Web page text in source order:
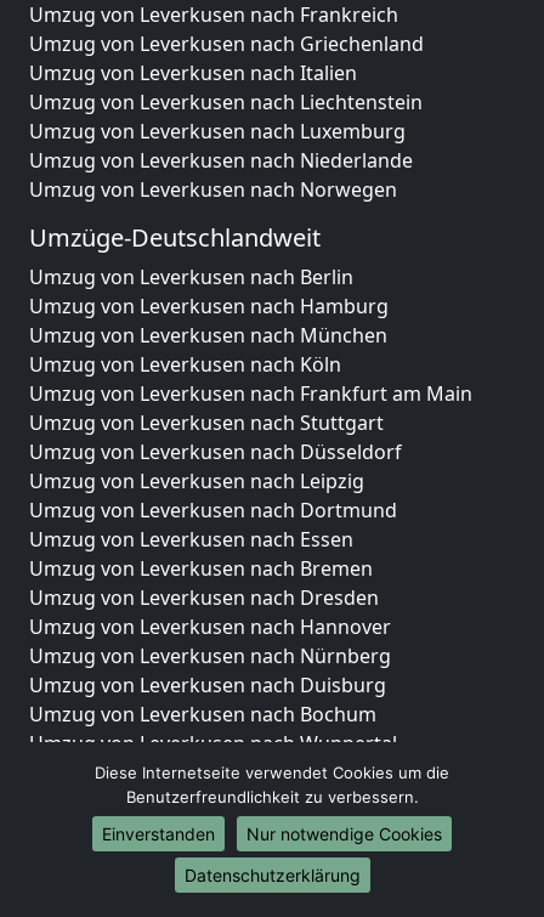
Umzug von Leverkusen nach Frankreich
Umzug von Leverkusen nach Griechenland
Umzug von Leverkusen nach Italien
Umzug von Leverkusen nach Liechtenstein
Umzug von Leverkusen nach Luxemburg
Umzug von Leverkusen nach Niederlande
Umzug von Leverkusen nach Norwegen
Umzüge-Deutschlandweit
Umzug von Leverkusen nach Berlin
Umzug von Leverkusen nach Hamburg
Umzug von Leverkusen nach München
Umzug von Leverkusen nach Köln
Umzug von Leverkusen nach Frankfurt am Main
Umzug von Leverkusen nach Stuttgart
Umzug von Leverkusen nach Düsseldorf
Umzug von Leverkusen nach Leipzig
Umzug von Leverkusen nach Dortmund
Umzug von Leverkusen nach Essen
Umzug von Leverkusen nach Bremen
Umzug von Leverkusen nach Dresden
Umzug von Leverkusen nach Hannover
Umzug von Leverkusen nach Nürnberg
Umzug von Leverkusen nach Duisburg
Umzug von Leverkusen nach Bochum
Umzug von Leverkusen nach Wuppertal
Umzug von Leverkusen nach Bielefeld
Umzug von Leverkusen nach Bonn
Umzug von Leverkusen nach Münster
Internationale-Umzüge
Diese Internetseite verwendet Cookies um die
Benutzerfreundlichkeit zu verbessern.
Einverstanden
Nur notwendige Cookies
Datenschutzerklärung